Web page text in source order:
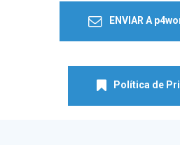
ENVIAR A
Política de